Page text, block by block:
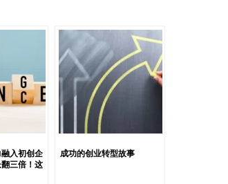
效沟通在变革项目中的重要性 有效
数据凸显了有效沟通在实现变革项目
业来说，清晰而简明的沟通显得尤为
如何做”和“为什么做”形成统一认知。
接愿景与执行 沟通是领导层愿景与
绪，并帮助组织渡过变革常伴的不确
有助于维持团队凝聚力和士气。它确
干扰，并保持向长期目标迈进的动
常见的沟通误区 尽管初衷良好，初创
入初创企
三倍！这
成功的创业转型故事